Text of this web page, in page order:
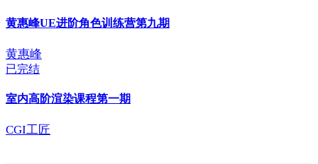
黄惠峰UE进阶角色训练营第九期
黄惠峰
已完结
室内高阶渲染课程第一期
CGI工匠